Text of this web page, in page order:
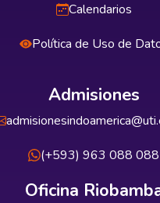
Calendarios
Política de Uso de
Admisiones
(+593) 963 088 088
Oficina